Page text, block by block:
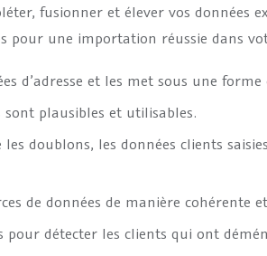
fusionner et élever vos données
pour une importation réussie dans
d’adresse et les met sous une
plausibles et utilisables.
doublons, les données clients
de données de manière cohérente
pour détecter les clients qui ont